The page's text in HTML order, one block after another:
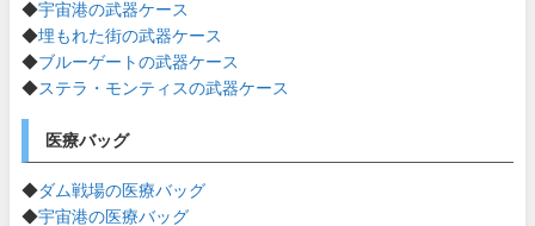
◆宇宙港の武器ケース
◆埋もれた街の武器ケース
◆ブルーゲートの武器ケース
◆ステラ・モンティスの武器ケース
医療バッグ
◆ダム戦場の医療バッグ
◆宇宙港の医療バッグ